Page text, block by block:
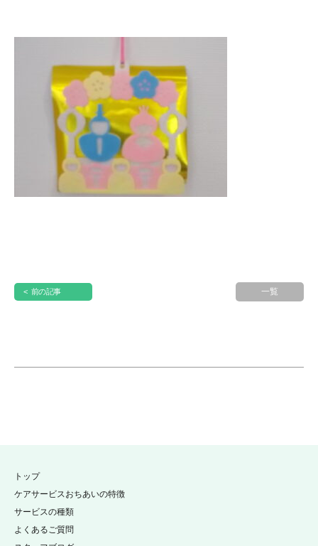
< 前の記事 一覧
トップ
ケアサービスおちあいの特徴
サービスの種類
よくあるご質問